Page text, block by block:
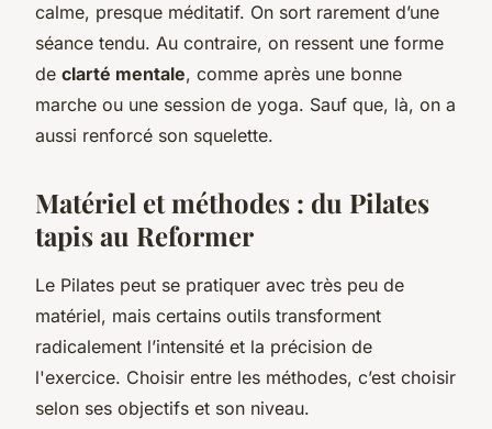
calme, presque méditatif. On sort rarement d’une
séance tendu. Au contraire, on ressent une forme
de clarté mentale, comme après une bonne
marche ou une session de yoga. Sauf que, là, on a
aussi renforcé son squelette.
Matériel et méthodes : du Pilates
tapis au Reformer
Le Pilates peut se pratiquer avec très peu de
matériel, mais certains outils transforment
radicalement l’intensité et la précision de
l'exercice. Choisir entre les méthodes, c’est choisir
selon ses objectifs et son niveau.